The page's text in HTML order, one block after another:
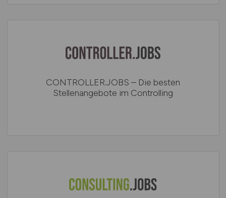
CONTROLLER.JOBS – Die besten
Stellenangebote im Controlling